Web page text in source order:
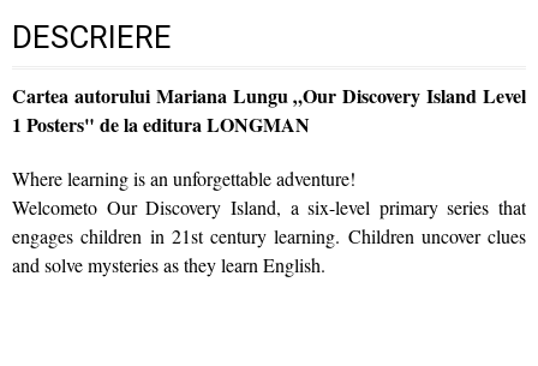
DESCRIERE
Cartea autorului Mariana Lungu „Our Discovery Island Level
1 Posters" de la editura LONGMAN
Where learning is an unforgettable adventure!
Welcometo Our Discovery Island, a six-level primary series that
engages children in 21st century learning. Children uncover clues
and solve mysteries as they learn English.